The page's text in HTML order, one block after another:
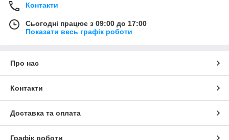
Контакти
Сьогодні працює з 09:00 до 17:00
Показати весь графік роботи
Про нас
Контакти
Доставка та оплата
Графік роботи